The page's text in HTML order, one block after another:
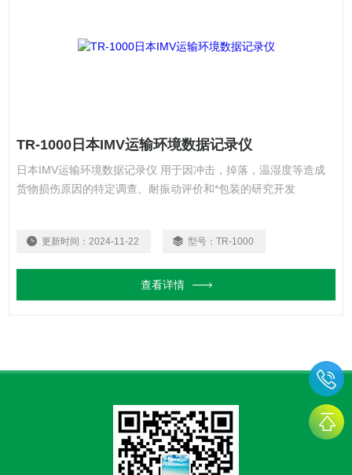
TR-1000日本IMV运输环境数据记录仪
日本IMV运输环境数据记录仪 用于因冲击，掉落，温湿度等造成
货物损伤原因的特定调查、耐振动评价和*包装的研究开发
更新时间： 2024-11-22 型号： TR-1000
查看详情